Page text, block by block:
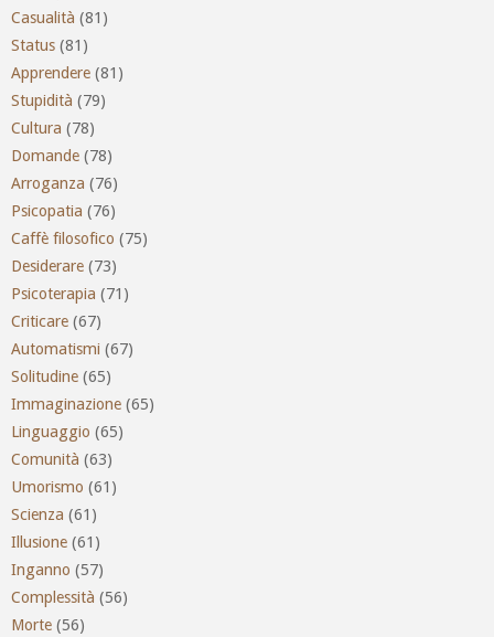
Casualità (81)
Status (81)
Apprendere (81)
Stupidità (79)
Cultura (78)
Domande (78)
Arroganza (76)
Psicopatia (76)
Caffè filosofico (75)
Desiderare (73)
Psicoterapia (71)
Criticare (67)
Automatismi (67)
Solitudine (65)
Immaginazione (65)
Linguaggio (65)
Comunità (63)
Umorismo (61)
Scienza (61)
Illusione (61)
Inganno (57)
Complessità (56)
Morte (56)